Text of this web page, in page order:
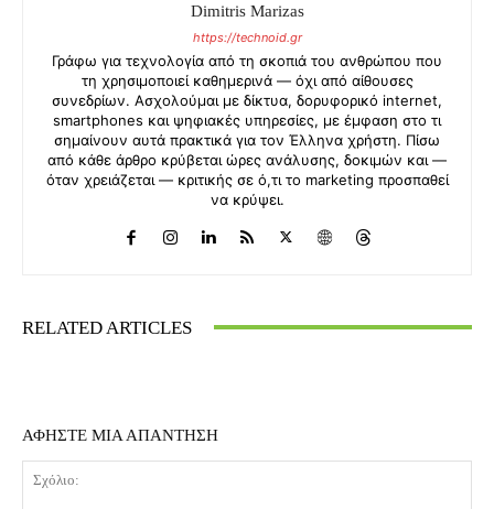
Dimitris Marizas
https://technoid.gr
Γράφω για τεχνολογία από τη σκοπιά του ανθρώπου που
τη χρησιμοποιεί καθημερινά — όχι από αίθουσες
συνεδρίων. Ασχολούμαι με δίκτυα, δορυφορικό internet,
smartphones και ψηφιακές υπηρεσίες, με έμφαση στο τι
σημαίνουν αυτά πρακτικά για τον Έλληνα χρήστη. Πίσω
από κάθε άρθρο κρύβεται ώρες ανάλυσης, δοκιμών και —
όταν χρειάζεται — κριτικής σε ό,τι το marketing προσπαθεί
να κρύψει.
RELATED ARTICLES
ΑΦΗΣΤΕ ΜΙΑ ΑΠΑΝΤΗΣΗ